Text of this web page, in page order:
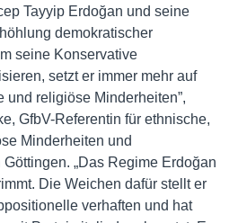
Tayyip Erdoğan und seine
demokratischer
seine Konservative
setzt er immer mehr auf
und religiöse Minderheiten”,
GfbV-Referentin für ethnische,
Minderheiten und
„Das Regime Erdoğan
Die Weichen dafür stellt er
verhaften und hat